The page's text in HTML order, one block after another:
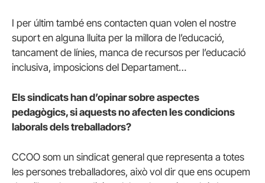
I per últim també ens contacten quan volen el nostre
suport en alguna lluita per la millora de l’educació,
tancament de línies, manca de recursos per l’educació
inclusiva, imposicions del Departament…
Els sindicats han d’opinar sobre aspectes
pedagògics, si aquests no afecten les condicions
laborals dels treballadors?
CCOO som un sindicat general que representa a totes
les persones treballadores, això vol dir que ens ocupem